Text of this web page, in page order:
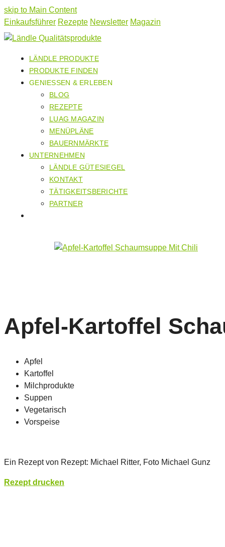
skip to Main Content
Einkaufsführer Rezepte Newsletter Magazin
LÄNDLE PRODUKTE
PRODUKTE FINDEN
GENIESSEN & ERLEBEN
BLOG
REZEPTE
LUAG MAGAZIN
MENÜPLÄNE
BAUERNMÄRKTE
UNTERNEHMEN
LÄNDLE GÜTESIEGEL
KONTAKT
TÄTIGKEITSBERICHTE
PARTNER
Apfel-Kartoffel
Apfel
Kartoffel
Milchprodukte
Suppen
Vegetarisch
Vorspeise
Ein Rezept von Rezept: Michael Ritter, Foto Michael Gunz
Rezept drucken